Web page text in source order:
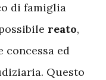
di famiglia
reato,
concessa ed
Questo